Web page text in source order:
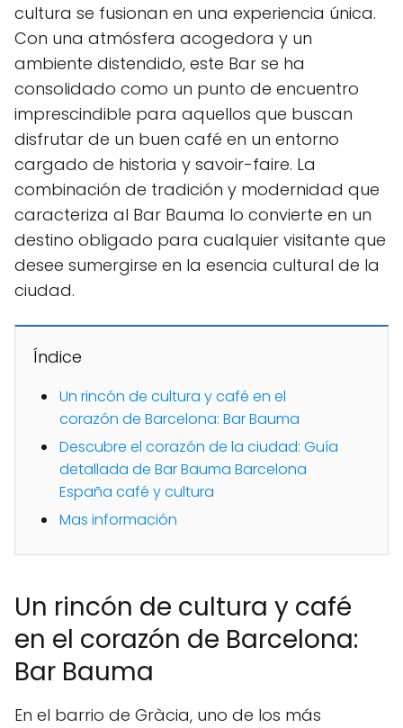
cultura se fusionan en una experiencia única.
Con una atmósfera acogedora y un
ambiente distendido, este Bar se ha
consolidado como un punto de encuentro
imprescindible para aquellos que buscan
disfrutar de un buen café en un entorno
cargado de historia y savoir-faire. La
combinación de tradición y modernidad que
caracteriza al Bar Bauma lo convierte en un
destino obligado para cualquier visitante que
desee sumergirse en la esencia cultural de la
ciudad.
Índice
Un rincón de cultura y café en el
corazón de Barcelona: Bar Bauma
Descubre el corazón de la ciudad: Guía
detallada de Bar Bauma Barcelona
España café y cultura
Mas información
Un rincón de cultura y café
en el corazón de Barcelona:
Bar Bauma
En el barrio de Gràcia, uno de los más